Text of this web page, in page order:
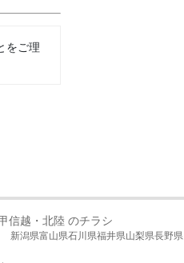
をご理
信越・北陸 のチラシ
新潟県富山県石川県福井県山梨県長野県